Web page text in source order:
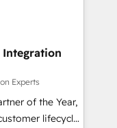
Integration
Experts
of the Year,
lifecycle